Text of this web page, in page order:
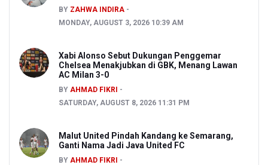
BY ZAHWA INDIRA
MONDAY, AUGUST 3, 2026 10:39 AM
Xabi Alonso Sebut Dukungan Penggemar
Chelsea Menakjubkan di GBK, Menang Lawan
AC Milan 3-0
BY AHMAD FIKRI
SATURDAY, AUGUST 8, 2026 11:31 PM
Malut United Pindah Kandang ke Semarang,
Ganti Nama Jadi Java United FC
BY AHMAD FIKRI